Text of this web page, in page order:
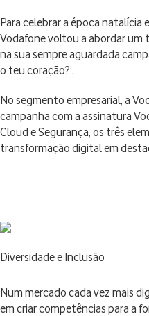
Para celebrar a época natalícia
Vodafone voltou a abordar
na sua sempre aguardada
o teu coração?’.
No segmento empresarial, a
campanha com a assinatura
Cloud e Segurança, os três
transformação digital em
Diversidade e Inclusão
Num mercado cada vez mais
em criar competências para a